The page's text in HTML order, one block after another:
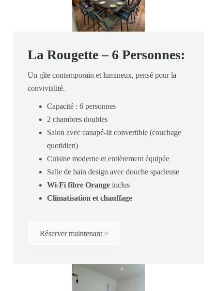
La Rougette – 6 Personnes:
Un gîte contemporain et lumineux, pensé pour la
convivialité.
Capacité : 6 personnes
2 chambres doubles
Salon avec canapé-lit convertible (couchage
quotidien)
Cuisine moderne et entièrement équipée
Salle de bain design avec douche spacieuse
Wi-Fi fibre Orangeinclus
Climatisation et chauffage
Réserver maintenant >